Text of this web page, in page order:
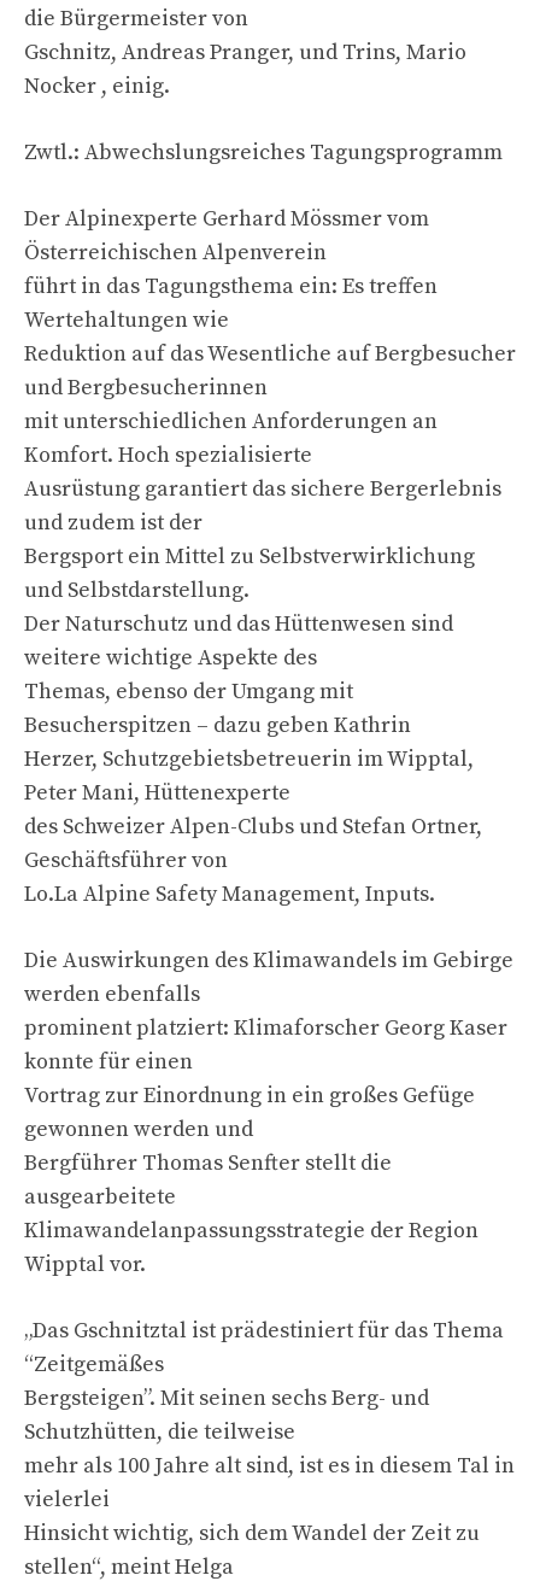
die Bürgermeister von
Gschnitz, Andreas Pranger, und Trins, Mario
Nocker , einig.
Zwtl.: Abwechslungsreiches Tagungsprogramm
Der Alpinexperte Gerhard Mössmer vom
Österreichischen Alpenverein
führt in das Tagungsthema ein: Es treffen
Wertehaltungen wie
Reduktion auf das Wesentliche auf Bergbesucher
und Bergbesucherinnen
mit unterschiedlichen Anforderungen an
Komfort. Hoch spezialisierte
Ausrüstung garantiert das sichere Bergerlebnis
und zudem ist der
Bergsport ein Mittel zu Selbstverwirklichung
und Selbstdarstellung.
Der Naturschutz und das Hüttenwesen sind
weitere wichtige Aspekte des
Themas, ebenso der Umgang mit
Besucherspitzen – dazu geben Kathrin
Herzer, Schutzgebietsbetreuerin im Wipptal,
Peter Mani, Hüttenexperte
des Schweizer Alpen-Clubs und Stefan Ortner,
Geschäftsführer von
Lo.La Alpine Safety Management, Inputs.
Die Auswirkungen des Klimawandels im Gebirge
werden ebenfalls
prominent platziert: Klimaforscher Georg Kaser
konnte für einen
Vortrag zur Einordnung in ein großes Gefüge
gewonnen werden und
Bergführer Thomas Senfter stellt die
ausgearbeitete
Klimawandelanpassungsstrategie der Region
Wipptal vor.
„Das Gschnitztal ist prädestiniert für das Thema
“Zeitgemäßes
Bergsteigen”. Mit seinen sechs Berg- und
Schutzhütten, die teilweise
mehr als 100 Jahre alt sind, ist es in diesem Tal in
vielerlei
Hinsicht wichtig, sich dem Wandel der Zeit zu
stellen“, meint Helga